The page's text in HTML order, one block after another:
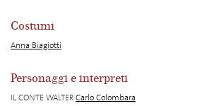
Costumi
Anna Biagiotti
Personaggi e interpreti
IL CONTE WALTERCarlo Colombara